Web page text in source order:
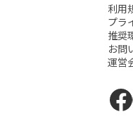
利用
プラ
推奨
お問
運営